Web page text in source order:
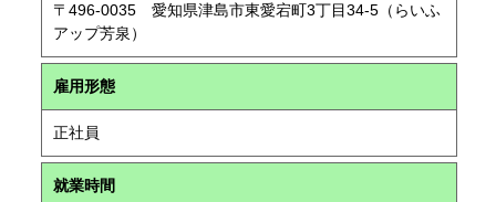
〒496-0035 愛知県津島市東愛宕町3丁目34-5（らいふ
アップ芳泉）
雇用形態
正社員
就業時間